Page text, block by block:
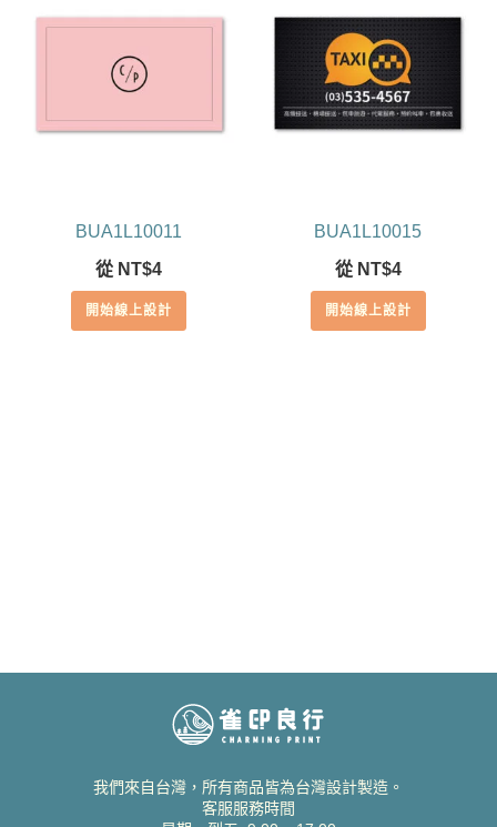
BUA1L10011
從 NT$4
開始線上設計
BUA1L10015
從 NT$4
開始線上設計
我們來自台灣，所有商品皆為台灣設計製造。
客服服務時間